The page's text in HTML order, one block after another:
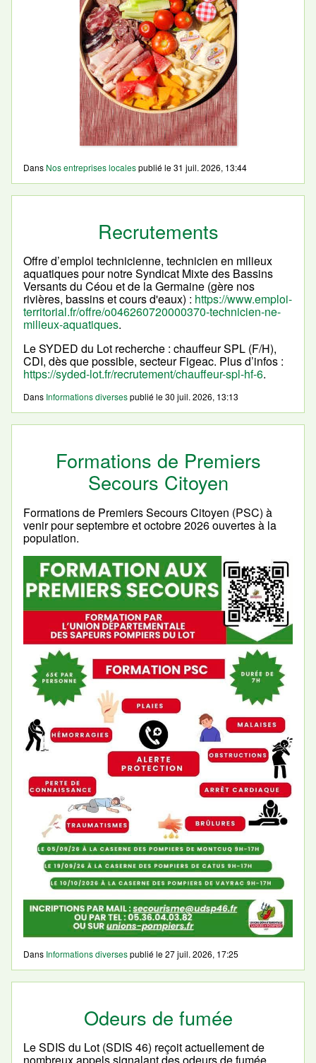
Dans Nos entreprises localespublié le31 juil. 2026, 13:44
Recrutements
Offre d’emploi technicienne, technicien en milieux
aquatiques pour notre Syndicat Mixte des Bassins
Versants du Céou et de la Germaine (gère nos
rivières, bassins et cours d'eaux) : https://www.emploi-
territorial.fr/offre/o046260720000370-technicien-ne-
milieux-aquatiques.
Le SYDED du Lot recherche : chauffeur SPL (F/H),
CDI, dès que possible, secteur Figeac. Plus d’infos :
https://syded-lot.fr/recrutement/chauffeur-spl-hf-6.
Dans Informations diversespublié le30 juil. 2026, 13:13
Formations de Premiers
Secours Citoyen
Formations de Premiers Secours Citoyen (PSC) à
venir pour septembre et octobre 2026 ouvertes à la
population.
Dans Informations diversespublié le27 juil. 2026, 17:25
Odeurs de fumée
Le SDIS du Lot (SDIS 46) reçoit actuellement de